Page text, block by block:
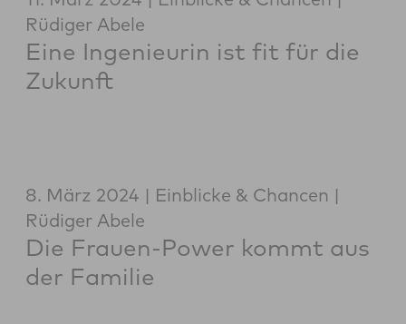
Rüdiger Abele
Eine Ingenieurin ist fit für die
Zukunft
8. März 2024
Einblicke & Chancen
Rüdiger Abele
Die Frauen-Power kommt aus
der Familie